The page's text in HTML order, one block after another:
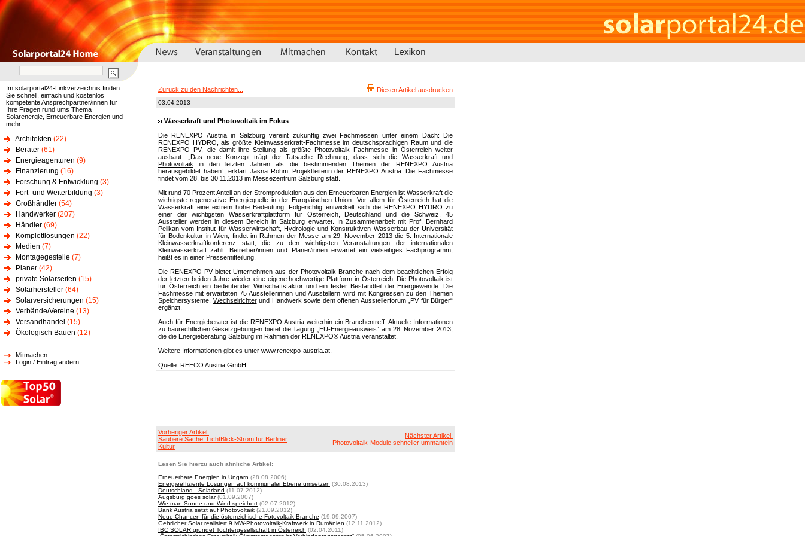
Im solarportal24-Linkverzeichnis finden
Sie schnell, einfach und kostenlos
kompetente Ansprechpartner/innen für
Ihre Fragen rund ums Thema
Solarenergie, Erneuerbare Energien und
mehr.
Architekten (22)
Berater (61)
Energieagenturen (9)
Finanzierung (16)
Forschung & Entwicklung (3)
Fort- und Weiterbildung (3)
Großhändler (54)
Handwerker (207)
Händler (69)
Komplettlösungen (22)
Medien (7)
Montagegestelle (7)
Planer (42)
private Solarseiten (15)
Solarhersteller (64)
Solarversicherungen (15)
Verbände/Vereine (13)
Versandhandel (15)
Ökologisch Bauen (12)
Mitmachen
Login / Eintrag ändern
Zurück zu den Nachrichten... Diesen Artikel ausdrucken
03.04.2013
Wasserkraft und Photovoltaik im Fokus
Die RENEXPO Austria in Salzburg vereint zukünftig zwei Fachmessen unter einem Dach: Die
RENEXPO HYDRO, als größte Kleinwasserkraft-Fachmesse im deutschsprachigen Raum und die
RENEXPO PV, die damit ihre Stellung als größte Photovoltaik Fachmesse in Österreich weiter
ausbaut. „Das neue Konzept trägt der Tatsache Rechnung, dass sich die Wasserkraft und
Photovoltaik in den letzten Jahren als die bestimmenden Themen der RENEXPO Austria
herausgebildet haben“, erklärt Jasna Röhm, Projektleiterin der RENEXPO Austria. Die Fachmesse
findet vom 28. bis 30.11.2013 im Messezentrum Salzburg statt.
Mit rund 70 Prozent Anteil an der Stromproduktion aus den Erneuerbaren Energien ist Wasserkraft die
wichtigste regenerative Energiequelle in der Europäischen Union. Vor allem für Österreich hat die
Wasserkraft eine extrem hohe Bedeutung. Folgerichtig entwickelt sich die RENEXPO HYDRO zu
einer der wichtigsten Wasserkraftplattform für Österreich, Deutschland und die Schweiz. 45
Aussteller werden in diesem Bereich in Salzburg erwartet. In Zusammenarbeit mit Prof. Bernhard
Pelikan vom Institut für Wasserwirtschaft, Hydrologie und Konstruktiven Wasserbau der Universität
für Bodenkultur in Wien, findet im Rahmen der Messe am 29. November 2013 die 5. Internationale
Kleinwasserkraftkonferenz statt, die zu den wichtigsten Veranstaltungen der internationalen
Kleinwasserkraft zählt. Betreiber/innen und Planer/innen erwartet ein vielseitiges Fachprogramm,
heißt es in einer Pressemitteilung.
Die RENEXPO PV bietet Unternehmen aus der Photovoltaik Branche nach dem beachtlichen Erfolg
der letzten beiden Jahre wieder eine eigene hochwertige Plattform in Österreich. DiePhotovoltaik ist
für Österreich ein bedeutender Wirtschaftsfaktor und ein fester Bestandteil der Energiewende. Die
Fachmesse mit erwarteten 75 Ausstellerinnen und Ausstellern wird mit Kongressen zu den Themen
Speichersysteme, Wechselrichterund Handwerk sowie dem offenen Ausstellerforum „PV für Bürger“
ergänzt.
Auch für Energieberater ist die RENEXPO Austria weiterhin ein Branchentreff. Aktuelle Informationen
zu baurechtlichen Gesetzgebungen bietet die Tagung „EU-Energieausweis“ am 28. November 2013,
die die Energieberatung Salzburg im Rahmen der RENEXPO® Austria veranstaltet.
Weitere Informationen gibt es unter www.renexpo-austria.at
Quelle: REECO Austria GmbH
Vorheriger Artikel:
Saubere Sache: LichtBlick-Strom für Berliner
Kultur
Nächster Artikel:
Photovoltaik-Module schneller ummanteln
Lesen Sie hierzu auch ähnliche Artikel:
Erneuerbare Energien in Ungarn (28.08.2006)
Energieeffiziente Lösungen auf kommunaler Ebene umsetzen (30.08.2013)
Deutschland - Solarland (11.07.2012)
Augsburg goes solar(01.09.2007)
Wie man Sonne und Wind speichert (02.07.2012)
Bank Austria setzt auf Photovoltaik (21.09.2012)
Neue Chancen für die österreichische Fotovoltaik-Branche (19.09.2007)
Gehrlicher Solar realisiert 9 MW-Photovoltaik-Kraftwerk in Rumänien (12.11.2012)
IBC SOLAR gründet Tochtergesellschaft in Österreich (02.04.2011)